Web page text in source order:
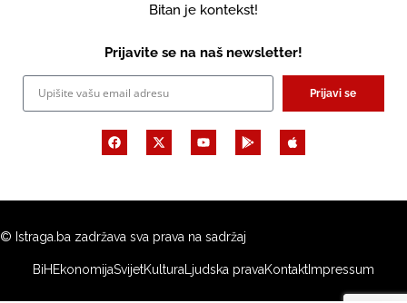
Bitan je kontekst!
Prijavite se na naš newsletter!
Prijavi se
© Istraga.ba zadržava sva prava na sadržaj
BiHEkonomijaSvijetKulturaLjudska pravaKontaktImpressum